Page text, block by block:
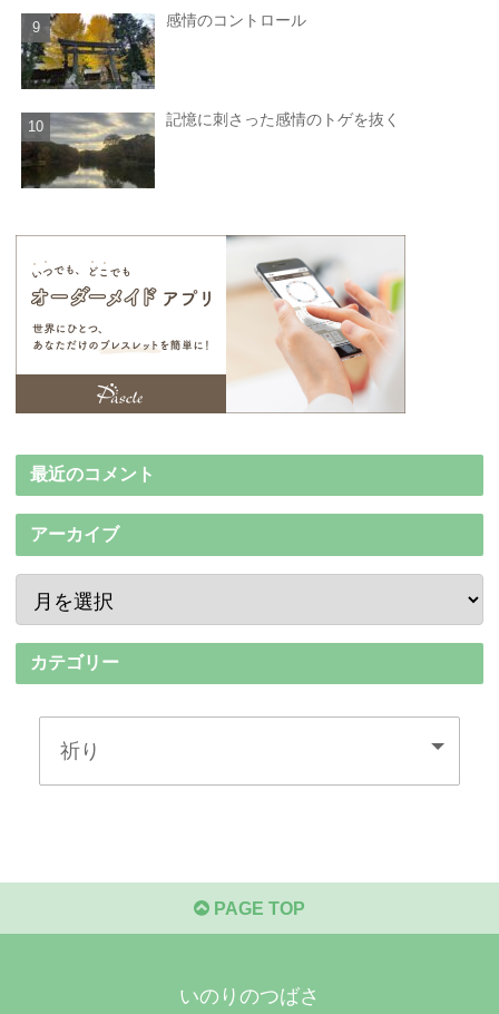
感情のコントロール
記憶に刺さった感情のトゲを抜く
最近のコメント
アーカイブ
カテゴリー
PAGE TOP
いのりのつばさ